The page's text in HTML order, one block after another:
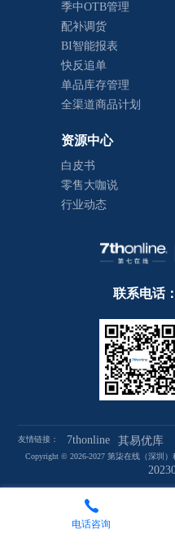
季中OTB管理
配补调货
BI智能报表
快反追单
单品库存管理
全渠道商品计划
资源中心
白皮书
零售大咖说
行业动态
联系电话
友情链接： 7thonline 其易优库
Copyright © 2026-2027 第柒在线（深圳
电话咨询